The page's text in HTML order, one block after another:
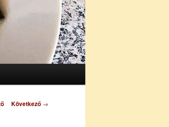
Következő →